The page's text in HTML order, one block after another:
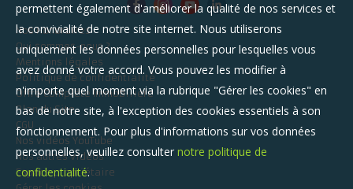
Nos Honoraires
Qui sommes-nous ?
Mentions légales
Politique de confidentialité
Offre Complète Immobilière
Plan du Site
CGU
Nos vidéos YouTube
Nos autres vidéos
Espace propriétaire
permettent également d'améliorer la qualité de nos services et
la convivialité de notre site internet. Nous utiliserons
uniquement les données personnelles pour lesquelles vous
avez donné votre accord. Vous pouvez les modifier à
n'importe quel moment via la rubrique "Gérer les cookies" en
bas de notre site, à l'exception des cookies essentiels à son
fonctionnement. Pour plus d'informations sur vos données
personnelles, veuillez consulter notre politique de
confidentialité.